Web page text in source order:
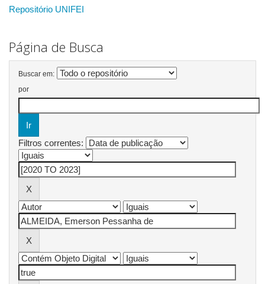
Repositório UNIFEI
Página de Busca
Buscar em:
por
Filtros correntes: